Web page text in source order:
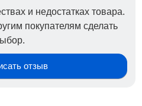
и недостатках товара.
покупателям сделать
отзыв